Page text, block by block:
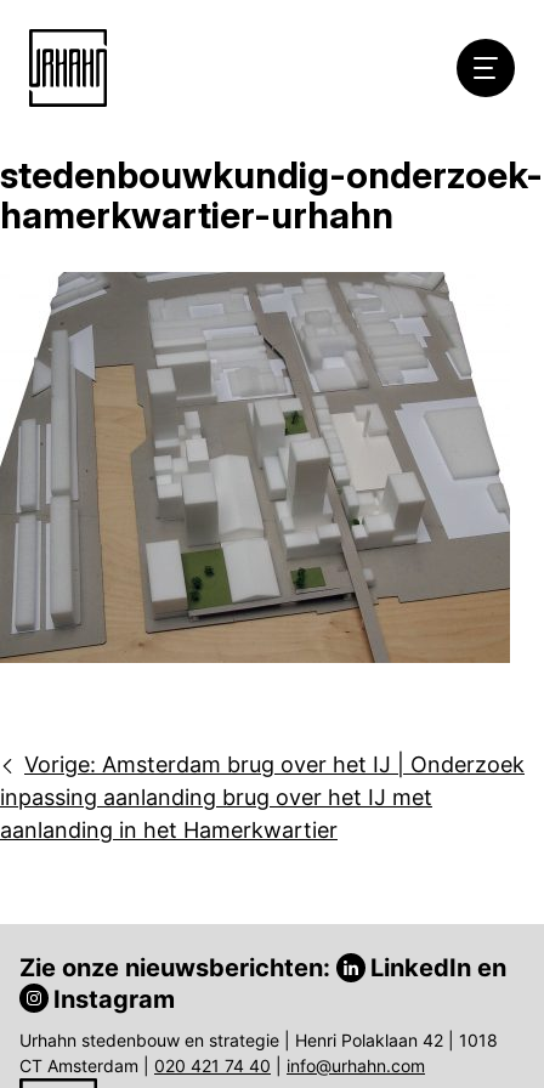
Naar
inhoud
stedenbouwkundig-onderzoek-
hamerkwartier-urhahn
Bericht
navigatie
Vorige: Amsterdam brug over het IJ | Onderzoek
inpassing aanlanding brug over het IJ met
aanlanding in het Hamerkwartier
Zie onze nieuwsberichten: LinkedIn en
Instagram
Urhahn stedenbouw en strategie | Henri Polaklaan 42 | 1018
CT Amsterdam | 020 421 74 40 info@urhahn.com